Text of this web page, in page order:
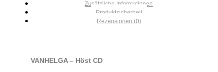
Zusätzliche Informationen
Produktsicherheit
Rezensionen (0)
VANHELGA – Höst CD